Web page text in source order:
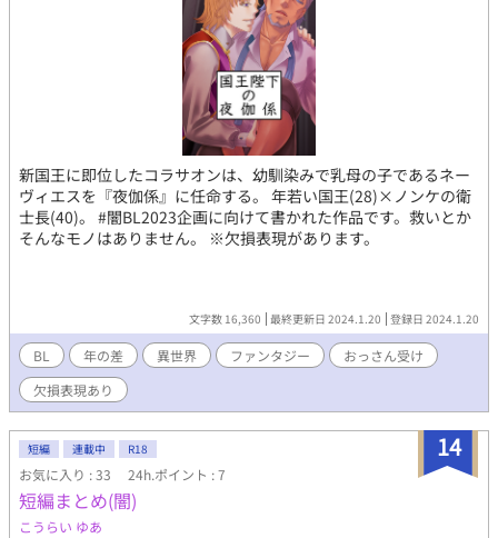
新国王に即位したコラサオンは、幼馴染みで乳母の子であるネー
ヴィエスを『夜伽係』に任命する。 年若い国王(28)×ノンケの衛
士長(40)。 #闇BL2023企画に向けて書かれた作品です。救いとか
そんなモノはありません。 ※欠損表現があります。
文字数 16,360 最終更新日 2024.1.20 登録日 2024.1.20
BL 年の差 異世界 ファンタジー
おっさん受け
欠損表現あり
14
短編 連載中 R18
お気に入り : 33 24h.ポイント : 7
短編まとめ(闇)
こうらい ゆあ